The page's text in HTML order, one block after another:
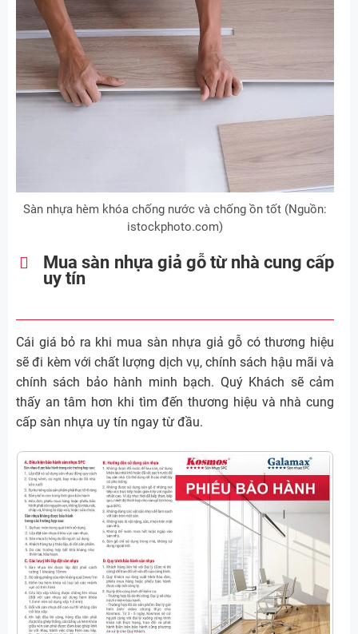
Sàn nhựa hèm khóa chống nước và chống ồn tốt (Nguồn:
istockphoto.com)
Mua sàn nhựa giả gỗ từ nhà cung cấp
uy tín
Cái giá bỏ ra khi mua sàn nhựa giả gỗ có thương hiệu
sẽ đi kèm với chất lượng dịch vụ, chính sách hậu mãi và
chính sách bảo hành minh bạch. Quý Khách sẽ cảm
thấy an tâm hơn khi tìm đến thương hiệu và nhà cung
cấp sàn nhựa uy tín ngay từ đầu.